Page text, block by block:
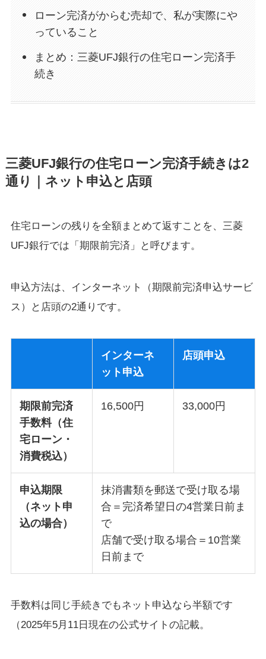
ローン完済がからむ売却で、私が実際にや
っていること
まとめ：三菱UFJ銀行の住宅ローン完済手
続き
三菱UFJ銀行の住宅ローン完済手続きは2
通り｜ネット申込と店頭
住宅ローンの残りを全額まとめて返すことを、三菱
UFJ銀行では「期限前完済」と呼びます。
申込方法は、インターネット（期限前完済申込サービ
ス）と店頭の2通りです。
インターネ
ット申込
店頭申込
期限前完済
手数料（住
宅ローン・
消費税込）
16,500円 33,000円
申込期限
（ネット申
込の場合）
抹消書類を郵送で受け取る場
合＝完済希望日の4営業日前ま
で
店舗で受け取る場合＝10営業
日前まで
手数料は同じ手続きでもネット申込なら半額です
（2025年5月11日現在の公式サイトの記載。